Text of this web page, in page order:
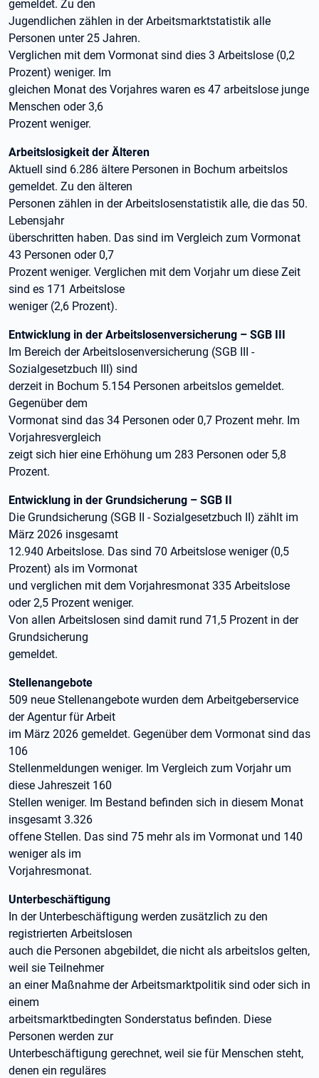
gemeldet. Zu den
Jugendlichen zählen in der Arbeitsmarktstatistik alle
Personen unter 25 Jahren.
Verglichen mit dem Vormonat sind dies 3 Arbeitslose (0,2
Prozent) weniger. Im
gleichen Monat des Vorjahres waren es 47 arbeitslose junge
Menschen oder 3,6
Prozent weniger.
Arbeitslosigkeit der Älteren
Aktuell sind 6.286 ältere Personen in Bochum arbeitslos
gemeldet. Zu den älteren
Personen zählen in der Arbeitslosenstatistik alle, die das 50.
Lebensjahr
überschritten haben. Das sind im Vergleich zum Vormonat
43 Personen oder 0,7
Prozent weniger. Verglichen mit dem Vorjahr um diese Zeit
sind es 171 Arbeitslose
weniger (2,6 Prozent).
Entwicklung in der Arbeitslosenversicherung – SGB III
Im Bereich der Arbeitslosenversicherung (SGB III -
Sozialgesetzbuch III) sind
derzeit in Bochum 5.154 Personen arbeitslos gemeldet.
Gegenüber dem
Vormonat sind das 34 Personen oder 0,7 Prozent mehr. Im
Vorjahresvergleich
zeigt sich hier eine Erhöhung um 283 Personen oder 5,8
Prozent.
Entwicklung in der Grundsicherung – SGB II
Die Grundsicherung (SGB II - Sozialgesetzbuch II) zählt im
März 2026 insgesamt
12.940 Arbeitslose. Das sind 70 Arbeitslose weniger (0,5
Prozent) als im Vormonat
und verglichen mit dem Vorjahresmonat 335 Arbeitslose
oder 2,5 Prozent weniger.
Von allen Arbeitslosen sind damit rund 71,5 Prozent in der
Grundsicherung
gemeldet.
Stellenangebote
509 neue Stellenangebote wurden dem Arbeitgeberservice
der Agentur für Arbeit
im März 2026 gemeldet. Gegenüber dem Vormonat sind das
106
Stellenmeldungen weniger. Im Vergleich zum Vorjahr um
diese Jahreszeit 160
Stellen weniger. Im Bestand befinden sich in diesem Monat
insgesamt 3.326
offene Stellen. Das sind 75 mehr als im Vormonat und 140
weniger als im
Vorjahresmonat.
Unterbeschäftigung
In der Unterbeschäftigung werden zusätzlich zu den
registrierten Arbeitslosen
auch die Personen abgebildet, die nicht als arbeitslos gelten,
weil sie Teilnehmer
an einer Maßnahme der Arbeitsmarktpolitik sind oder sich in
einem
arbeitsmarktbedingten Sonderstatus befinden. Diese
Personen werden zur
Unterbeschäftigung gerechnet, weil sie für Menschen steht,
denen ein reguläres